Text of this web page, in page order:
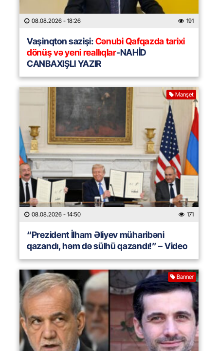
08.08.2026 - 18:26 191
Vaşinqton sazişi:Cənubi Qafqazda tarixi
dönüş və yeni reallıqlar-NAHİD
CANBAXIŞLI YAZIR
Manşet
08.08.2026 - 14:50 171
“Prezident İlham Əliyev müharibəni
qazandı, həm də sülhü qazandı!” – Video
Banner